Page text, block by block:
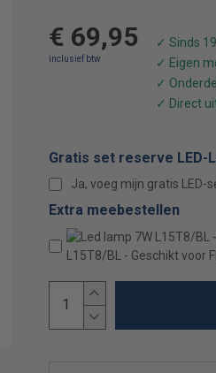
€ 69,95
Gratis set reserve LED-
Ja, voeg mijn gratis LED-
Extra meebestellen
L15T8/BL - Geschikt voor